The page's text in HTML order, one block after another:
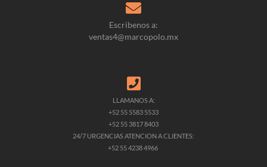
Escribenos a:
ventas4@marcopolo.mx
LLAMANOS A:
+52 55 5583 5533
+52 55 3817 8403
24/7 URGENCIAS ATENCION A CLIENTES:
+52 55 4238 4966